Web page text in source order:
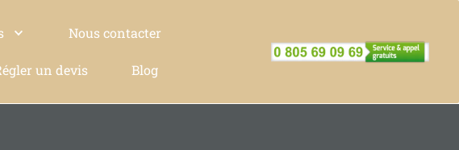
Nous contacter
un devis Blog